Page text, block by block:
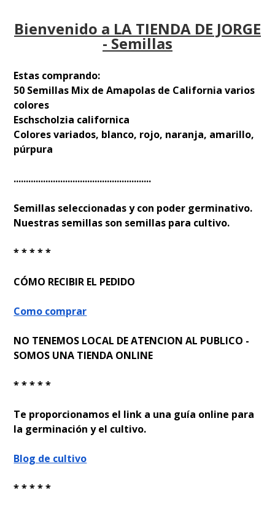
Bienvenido a LA TIENDA DE JORGE
- Semillas
Estas comprando:
50 Semillas Mix de Amapolas de California varios
colores
Eschscholzia californica
Colores variados, blanco, rojo, naranja, amarillo,
púrpura
........................................................
Semillas seleccionadas y con poder germinativo.
Nuestras semillas son semillas para cultivo.
* * * * *
CÓMO RECIBIR EL PEDIDO
Como comprar
NO TENEMOS LOCAL DE ATENCION AL PUBLICO -
SOMOS UNA TIENDA ONLINE
* * * * *
Te proporcionamos el link a una guía online para
la germinación y el cultivo.
Blog de cultivo
* * * * *